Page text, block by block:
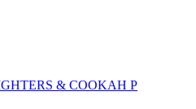
& COOKAH P